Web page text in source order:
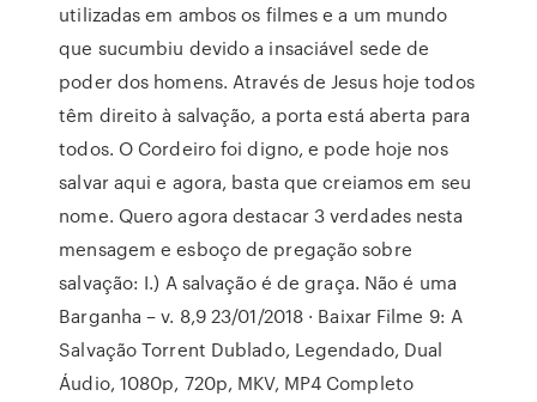
utilizadas em ambos os filmes e a um mundo
que sucumbiu devido a insaciável sede de
poder dos homens. Através de Jesus hoje todos
têm direito à salvação, a porta está aberta para
todos. O Cordeiro foi digno, e pode hoje nos
salvar aqui e agora, basta que creiamos em seu
nome. Quero agora destacar 3 verdades nesta
mensagem e esboço de pregação sobre
salvação: I.) A salvação é de graça. Não é uma
Barganha – v. 8,9 23/01/2018 · Baixar Filme 9: A
Salvação Torrent Dublado, Legendado, Dual
Áudio, 1080p, 720p, MKV, MP4 Completo